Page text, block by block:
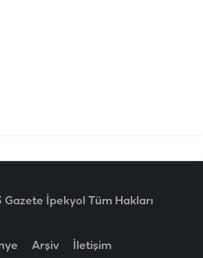
İpekyol Tüm Hakları
Arşiv İletişim